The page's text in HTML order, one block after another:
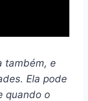
também, e
Ela pode
quando o